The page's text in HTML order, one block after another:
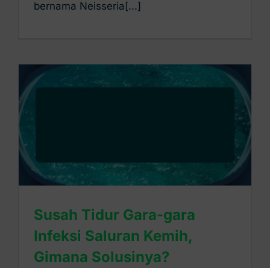
bernama Neisseria[...]
Susah Tidur Gara-gara
Infeksi Saluran Kemih,
Gimana Solusinya?